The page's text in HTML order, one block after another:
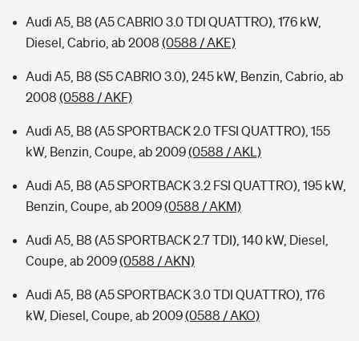
Audi A5, B8 (A5 CABRIO 3.0 TDI QUATTRO), 176 kW,
Diesel, Cabrio, ab 2008 (0588 / AKE)
Audi A5, B8 (S5 CABRIO 3.0), 245 kW, Benzin, Cabrio, ab
2008 (0588 / AKF)
Audi A5, B8 (A5 SPORTBACK 2.0 TFSI QUATTRO), 155
kW, Benzin, Coupe, ab 2009(0588 / AKL)
Audi A5, B8 (A5 SPORTBACK 3.2 FSI QUATTRO), 195 kW,
Benzin, Coupe, ab 2009(0588 / AKM)
Audi A5, B8 (A5 SPORTBACK 2.7 TDI), 140 kW, Diesel,
Coupe, ab 2009(0588 / AKN)
Audi A5, B8 (A5 SPORTBACK 3.0 TDI QUATTRO), 176
kW, Diesel, Coupe, ab 2009(0588 / AKO)